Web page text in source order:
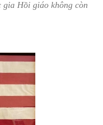
gia Hồi giáo không còn